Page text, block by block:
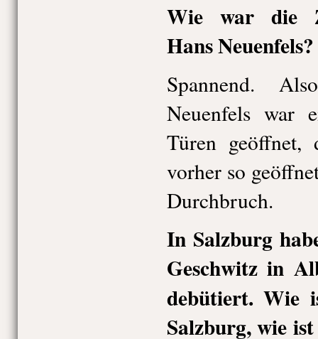
Wie war die
Hans Neuenfels?
Spannend.
Neuenfels war
Türen geöffnet,
vorher so
Durchbruch.
In Salzburg
Geschwitz in
debütiert. Wie
Salzburg, wie